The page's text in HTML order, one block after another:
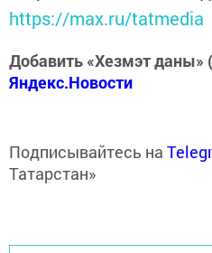
https://max.ru/tatmedia
Добавить «Хезмэт даны»
Яндекс.Новости
Подписывайтесь на
Татарстан»